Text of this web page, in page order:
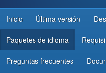
RECURSOS PARA
Inicio Última versión
Paquetes de idioma
Preguntas frecuentes